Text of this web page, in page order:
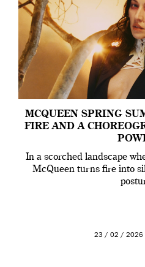
MCQUEEN SPRING
FIRE AND A
In a scorched landscape
McQueen turns fire into
23 / 02 /